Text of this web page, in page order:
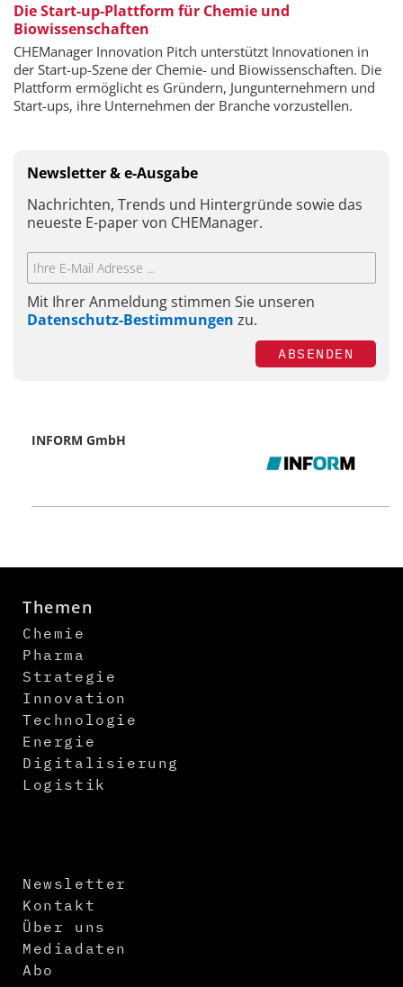
Die Start-up-Plattform für Chemie und
Biowissenschaften
CHEManager Innovation Pitch unterstützt Innovationen in
der Start-up-Szene der Chemie- und Biowissenschaften. Die
Plattform ermöglicht es Gründern, Jungunternehmern und
Start-ups, ihre Unternehmen der Branche vorzustellen.
Newsletter & e-Ausgabe
Nachrichten, Trends und Hintergründe sowie das
neueste E-paper von CHEManager.
Mit Ihrer Anmeldung stimmen Sie unseren
Datenschutz-Bestimmungen zu.
ABSENDEN
INFORM GmbH
Themen
Chemie
Pharma
Strategie
Innovation
Technologie
Energie
Digitalisierung
Logistik
Newsletter
Kontakt
Über uns
Mediadaten
Abo